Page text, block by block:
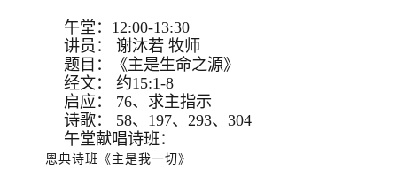
午堂：12:00-13:30
讲员：
谢沐若 牧师
题目：
《主是生命之源》
经文：
约15:1-8
启应：
76、求主指示
诗歌：
58、197、293、 304
午堂献唱诗班：
恩典诗班《主是我一切》